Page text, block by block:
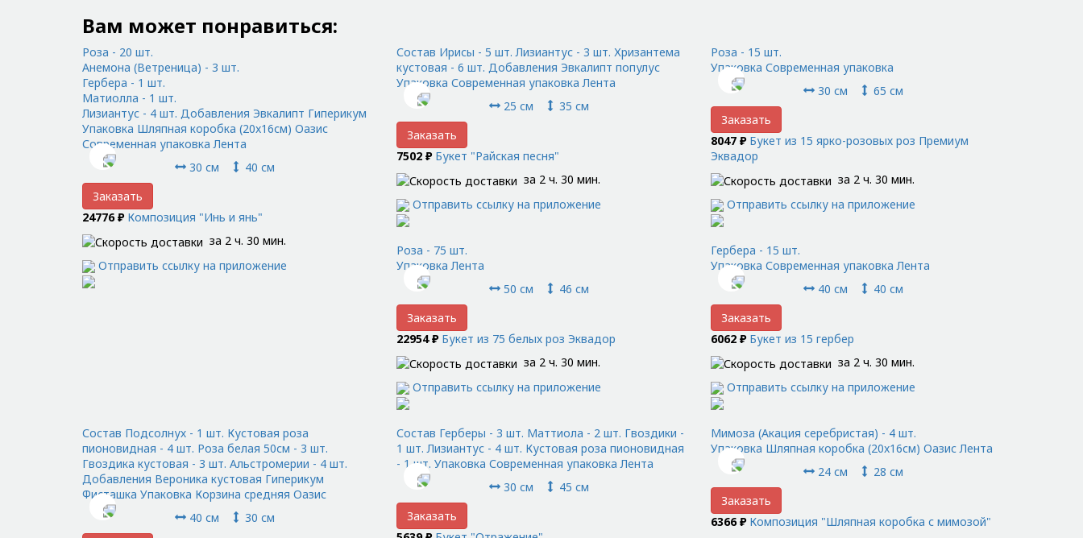
Вам может понравиться:
Роза - 20 шт.
Анемона (Ветреница) - 3 шт.
Гербера - 1 шт.
Матиолла - 1 шт.
Лизиантус - 4 шт. Добавления Эвкалипт Гиперикум
Упаковка Шляпная коробка (20x16см) Оазис
Современная упаковка Лента
30 см
40 см
Заказать
24776 ₽ Композиция "Инь и янь"
за 2 ч. 30 мин.
Отправить ссылку на приложение
Состав Ирисы - 5 шт. Лизиантус - 3 шт. Хризантема
кустовая - 6 шт. Добавления Эвкалипт популус
Упаковка Современная упаковка Лента
25 см
35 см
Заказать
7502 ₽ Букет "Райская песня"
за 2 ч. 30 мин.
Отправить ссылку на приложение
Роза - 15 шт.
Упаковка Современная упаковка
30 см
65 см
Заказать
8047 ₽ Букет из 15 ярко-розовых роз Премиум
Эквадор
за 2 ч. 30 мин.
Отправить ссылку на приложение
Роза - 75 шт.
Упаковка Лента
50 см
46 см
Заказать
22954 ₽ Букет из 75 белых роз Эквадор
за 2 ч. 30 мин.
Отправить ссылку на приложение
Гербера - 15 шт.
Упаковка Современная упаковка Лента
40 см
40 см
Заказать
6062 ₽ Букет из 15 гербер
за 2 ч. 30 мин.
Отправить ссылку на приложение
Состав Подсолнух - 1 шт. Кустовая роза
пионовидная - 4 шт. Роза белая 50см - 3 шт.
Гвоздика кустовая - 3 шт. Альстромерии - 4 шт.
Добавления Вероника кустовая Гиперикум
Фисташка Упаковка Корзина средняя Оазис
40 см
30 см
Состав Герберы - 3 шт. Маттиола - 2 шт. Гвоздики -
1 шт. Лизиантус - 4 шт. Кустовая роза пионовидная
- 1 шт. Упаковка Современная упаковка Лента
30 см
45 см
Заказать
Мимоза (Акация серебристая) - 4 шт.
Упаковка Шляпная коробка (20x16см) Оазис Лента
24 см
28 см
Заказать
6366 ₽ Композиция "Шляпная коробка с мимозой"